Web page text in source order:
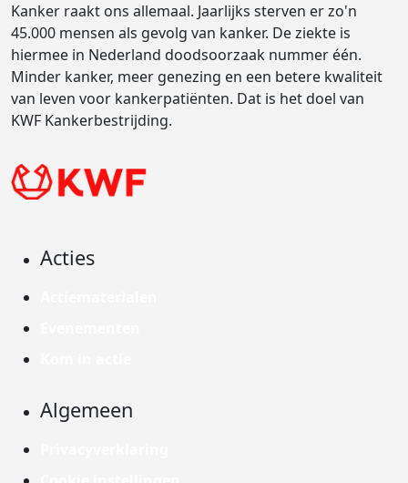
Kanker raakt ons allemaal. Jaarlijks sterven er zo'n
45.000 mensen als gevolg van kanker. De ziekte is
hiermee in Nederland doodsoorzaak nummer één.
Minder kanker, meer genezing en een betere kwaliteit
van leven voor kankerpatiënten. Dat is het doel van
KWF Kankerbestrijding.
Acties
Algemeen